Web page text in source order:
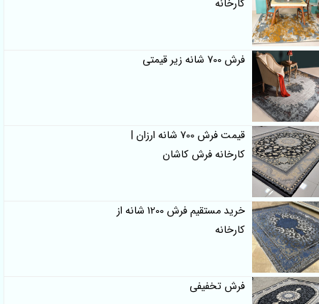
کارخانه
فرش 700 شانه زیر قیمتی
قیمت فرش 700 شانه ارزان |
کارخانه فرش کاشان
خرید مستقیم فرش 1200 شانه از
کارخانه
فرش تخفیفی